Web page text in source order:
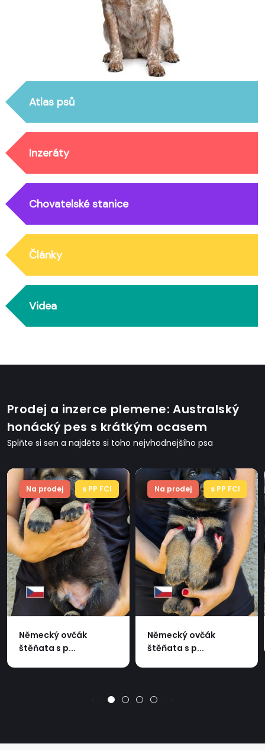
Atlas psů
Inzeráty
Chovatelské stanice
Články
Videa
Prodej a inzerce plemene: Australský
honácký pes s krátkým ocasem
Splňte si sen a najděte si toho nejvhodnejšího psa
Na prodej s PP FCI
Německý ovčák
štěňata s p...
Na prodej s PP FCI
Německý ovčák
štěňata s p...